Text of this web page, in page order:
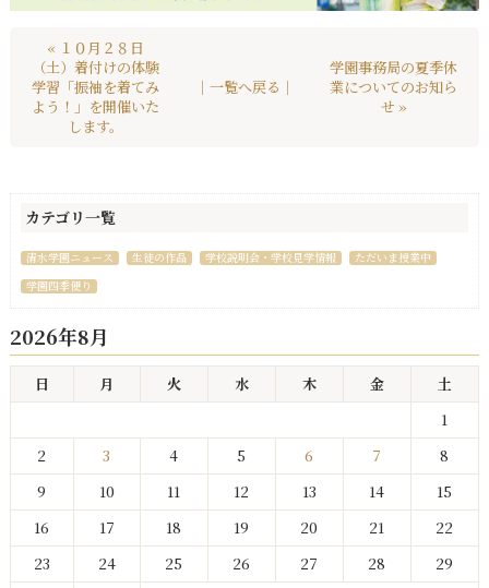
« １０月２８日
（土）着付けの体験
学習「振袖を着てみ
よう！」を開催いた
します。
｜一覧へ戻る｜
学園事務局の夏季休
業についてのお知ら
せ »
カテゴリ一覧
清水学園ニュース 生徒の作品 学校説明会・学校見学情報
ただいま授業中
学園四季便り
2026年8月
日 月 火 水 木 金 土
1
2
3 4 5 6 7
8
9
10 11 12 13 14
15
16
17 18 19 20 21
22
23
24 25 26 27 28
29